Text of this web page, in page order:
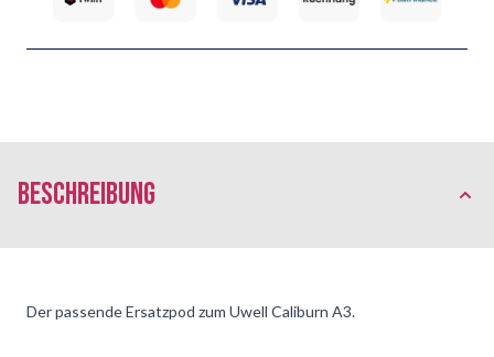
Beschreibung
Der passende Ersatzpod zum Uwell Caliburn A3.